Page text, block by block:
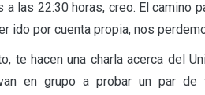
las 22:30 horas, creo. El camino
ido por cuenta propia, nos
te hacen una charla acerca del
en grupo a probar un par